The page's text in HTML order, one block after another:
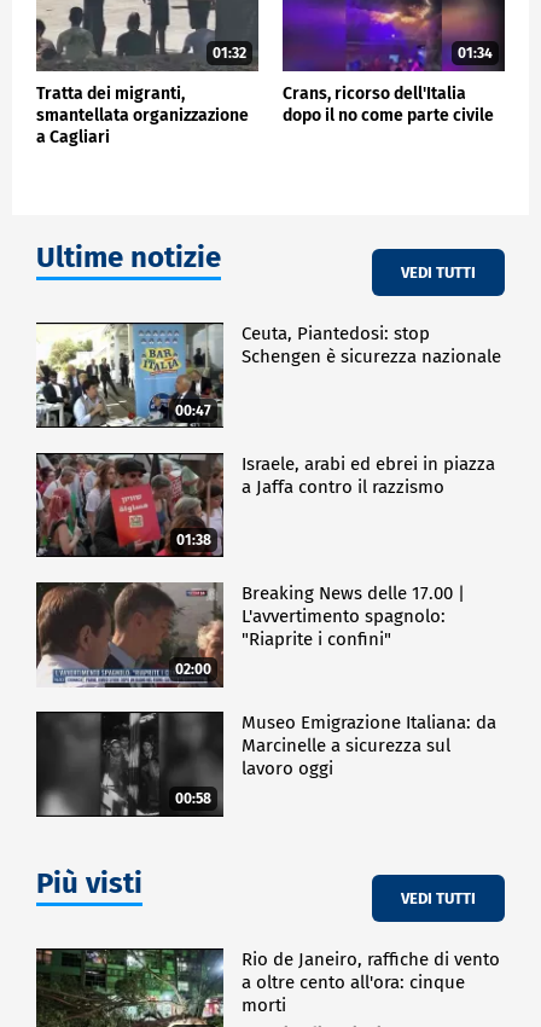
01:32
Tratta dei migranti,
smantellata organizzazione
a Cagliari
01:34
Crans, ricorso dell'Italia
dopo il no come parte civile
Ultime notizie VEDI TUTTI
00:47
Ceuta, Piantedosi: stop
Schengen è sicurezza nazionale
01:38
Israele, arabi ed ebrei in piazza
a Jaffa contro il razzismo
02:00
Breaking News delle 17.00 |
L'avvertimento spagnolo:
"Riaprite i confini"
00:58
Museo Emigrazione Italiana: da
Marcinelle a sicurezza sul
lavoro oggi
Più visti VEDI TUTTI
Rio de Janeiro, raffiche di vento
a oltre cento all'ora: cinque
morti